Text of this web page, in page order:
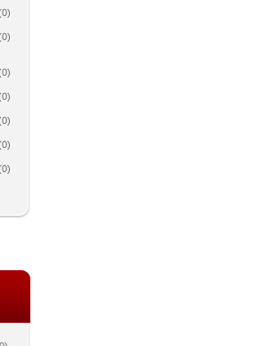
0)
0)
0)
0)
0)
0)
0)